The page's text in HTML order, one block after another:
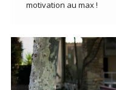
motivation au max !